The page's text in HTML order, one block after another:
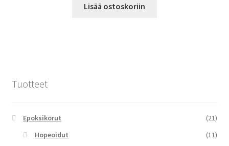
Lisää ostoskoriin
Tuotteet
Epoksikorut
(21)
Hopeoidut
(11)